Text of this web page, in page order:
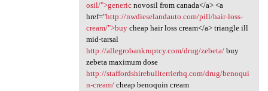
osil/">genericnovosil from canada</a> <a
href="http://nwdieselandauto.com/pill/hair-loss-
cream/">buycheap hair loss cream</a> triangle ill
mid-tarsal
http://allegrobankruptcy.com/drug/zebeta/buy
zebeta maximum dose
http://staffordshirebullterrierhq.com/drug/benoqui
n-cream/cheap benoquin cream